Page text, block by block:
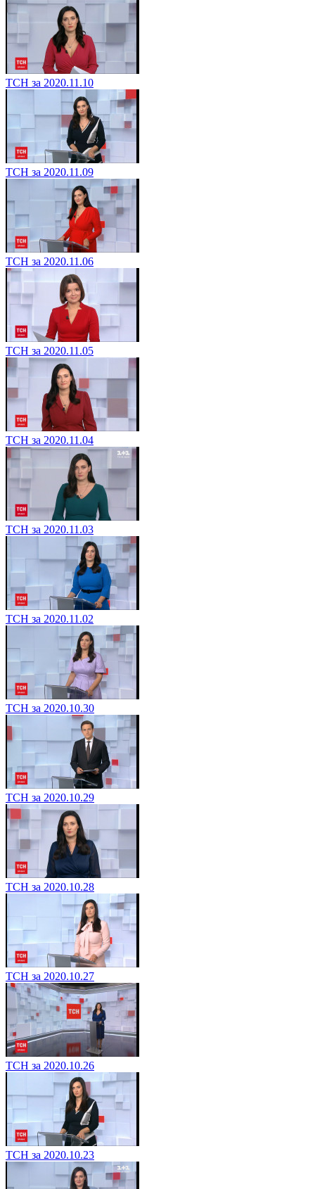
ТСН за 2020.11.10
ТСН за 2020.11.09
ТСН за 2020.11.06
ТСН за 2020.11.05
ТСН за 2020.11.04
ТСН за 2020.11.03
ТСН за 2020.11.02
ТСН за 2020.10.30
ТСН за 2020.10.29
ТСН за 2020.10.28
ТСН за 2020.10.27
ТСН за 2020.10.26
ТСН за 2020.10.23